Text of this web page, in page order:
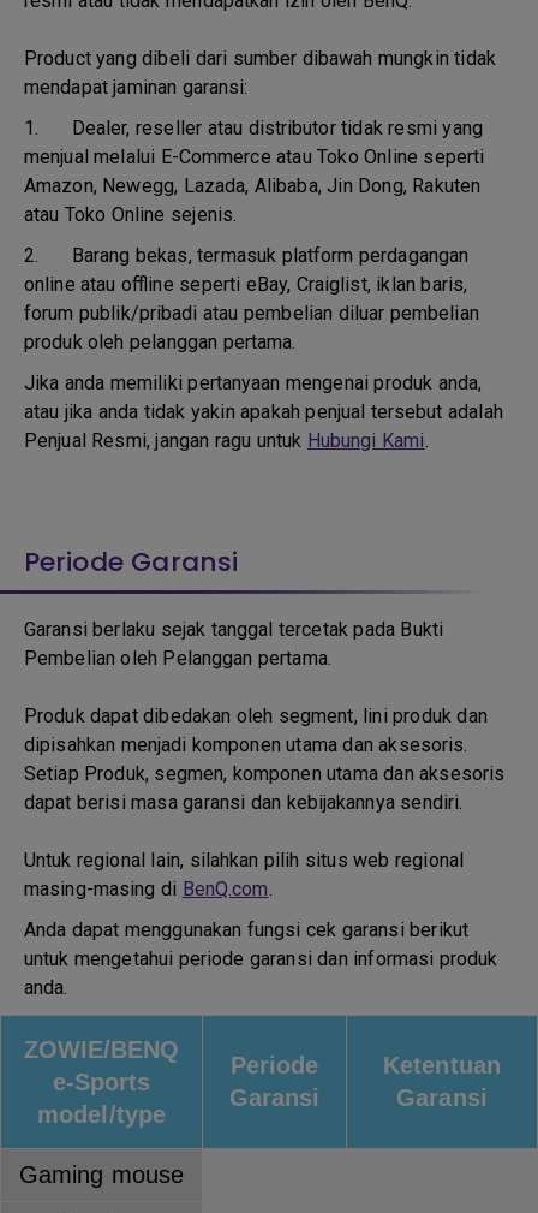
Product yang dibeli dari sumber dibawah mungkin tidak
mendapat jaminan garansi:
1. Dealer, reseller atau distributor tidak resmi yang
menjual melalui E-Commerce atau Toko Online seperti
Amazon, Newegg, Lazada, Alibaba, Jin Dong, Rakuten
atau Toko Online sejenis.
2. Barang bekas, termasuk platform perdagangan
online atau offline seperti eBay, Craiglist, iklan baris,
forum publik/pribadi atau pembelian diluar pembelian
produk oleh pelanggan pertama.
Jika anda memiliki pertanyaan mengenai produk anda,
atau jika anda tidak yakin apakah penjual tersebut adalah
Penjual Resmi, jangan ragu untuk Hubungi Kami.
Periode Garansi
Garansi berlaku sejak tanggal tercetak pada Bukti
Pembelian oleh Pelanggan pertama.
Produk dapat dibedakan oleh segment, lini produk dan
dipisahkan menjadi komponen utama dan aksesoris.
Setiap Produk, segmen, komponen utama dan aksesoris
dapat berisi masa garansi dan kebijakannya sendiri.
Untuk regional lain, silahkan pilih situs web regional
masing-masing di BenQ.com.
Anda dapat menggunakan fungsi cek garansi berikut
untuk mengetahui periode garansi dan informasi produk
anda.
ZOWIE/BENQ
e-Sports
model/type
Periode
Garansi
Ketentuan
Garansi
Gaming mouse